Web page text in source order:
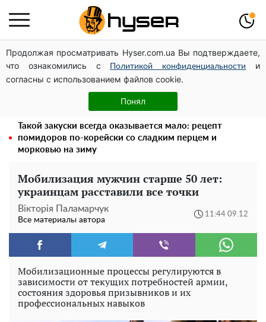
Продолжая просматривать Hyser.com.ua Вы подтверждаете,
что ознакомились с
Политикой конфиденциальности
и
согласны с использованием файлов cookie.
Понял
Дроны с наценкой: Александр Конотопский вывел
миллионы оборонного бюджета через фиктивную
фирму в Эстонии
Полностью голая Анна Тринчер блеснула
"прелестями": таких размеров вы еще не видели
Такой закуски всегда оказывается мало: рецепт
помидоров по-корейски со сладким перцем и
морковью на зиму
Мобилизация мужчин старше 50 лет:
украинцам расставили все точки
Вікторія Паламарчук
Все материалы автора
11:44 09.12
Мобилизационные процессы регулируются в
зависимости от текущих потребностей армии,
состояния здоровья призывников и их
профессиональных навыков